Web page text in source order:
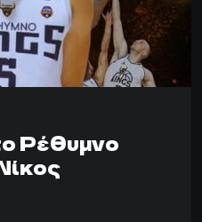
Ρέθυμνο